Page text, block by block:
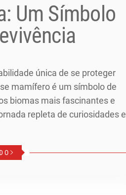
Um Símbolo
única de se proteger
mamífero é um símbolo de
biomas mais fascinantes e
repleta de curiosidades e